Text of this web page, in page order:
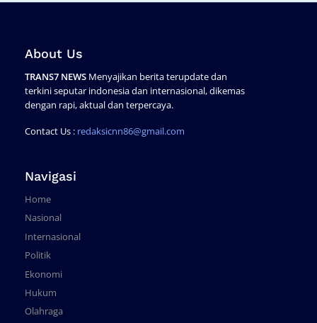
About Us
TRANS7 NEWSMenyajikan berita terupdate dan
terkini seputar indonesia dan internasional, dikemas
dengan rapi, aktual dan terpercaya.
Contact Us : redaksicnn86@gmail.com
Navigasi
Home
Nasional
Internasional
Politik
Ekonomi
Hukum
Olahraga